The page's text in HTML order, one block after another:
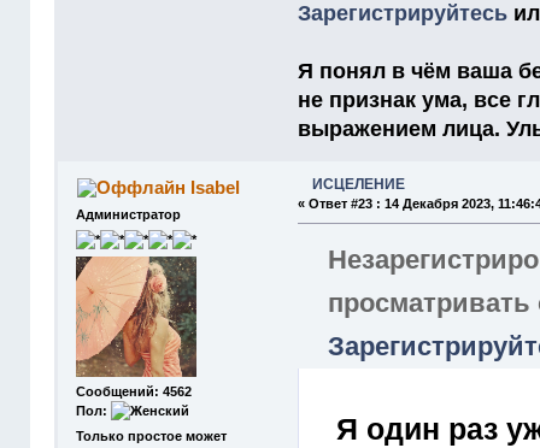
Зарегистрируйтесь
Я понял в чём ваша
не признак ума, все
выражением лица.
Isabel
Администратор
Сообщений: 4562
Пол:
Только простое может
ИСЦЕЛЕНИЕ
«Ответ #23 : 14 Декабря 2023,
Я один раз